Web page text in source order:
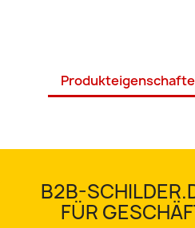
B2B-
FÜR